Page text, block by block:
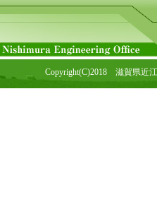
Copyright(C)2018 滋賀県近